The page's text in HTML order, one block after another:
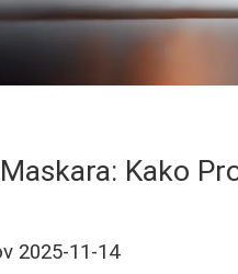
Kako
2025-11-14